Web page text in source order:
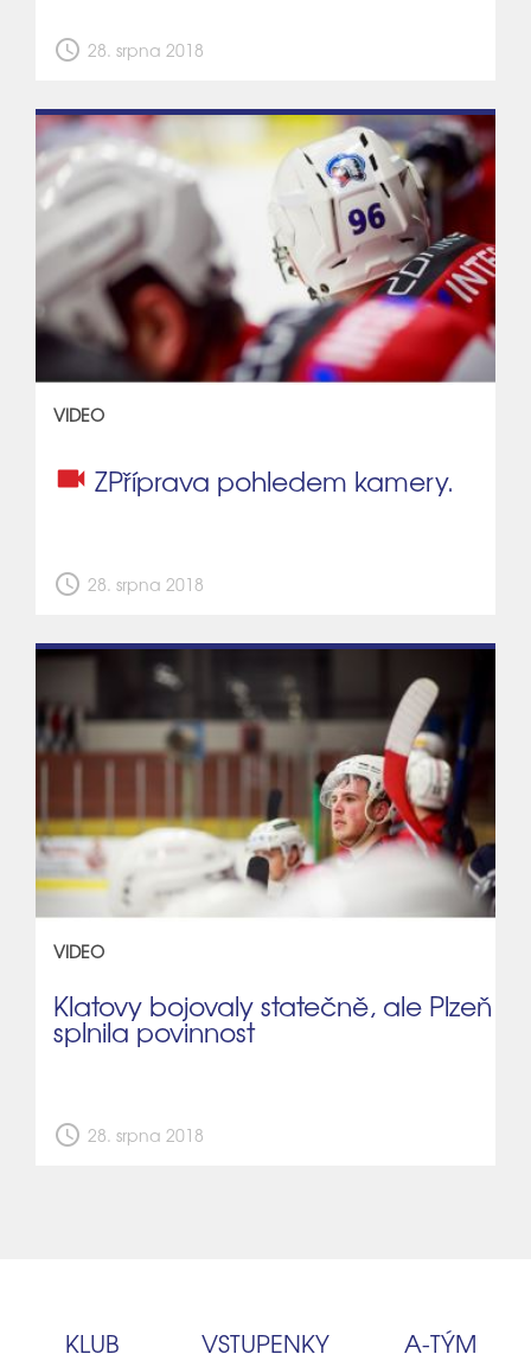
schedule 28. srpna 2018
VIDEO
videocam ZPříprava pohledem kamery.
schedule 28. srpna 2018
VIDEO
Klatovy bojovaly statečně, ale Plzeň
splnila povinnost
schedule 28. srpna 2018
KLUB VSTUPENKY A‑TÝM